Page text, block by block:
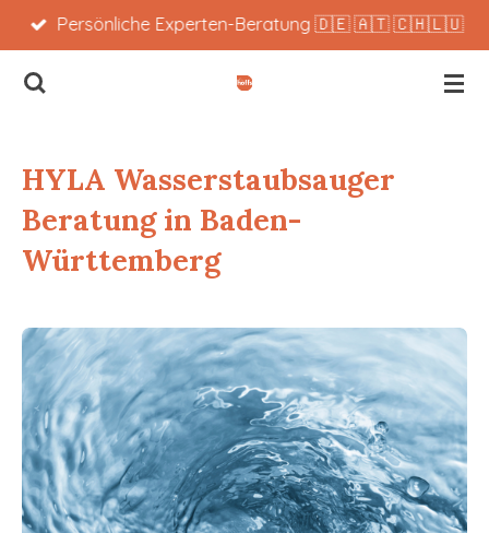
Zum
Hauptinhalt
springen
Persönliche Experten-Beratung 🇩🇪 🇦🇹 🇨🇭🇱🇺
HYLA Wasserstaubsauger
Beratung in Baden-
Württemberg